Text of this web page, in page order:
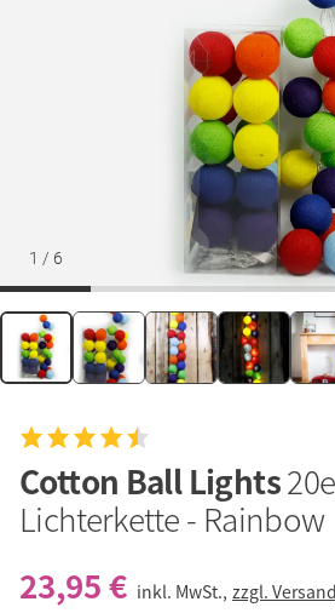
1 / 6
Cotton Ball Lights
Lichterkette - Rainbow
23,95 € inkl. MwSt., zzgl. Versand